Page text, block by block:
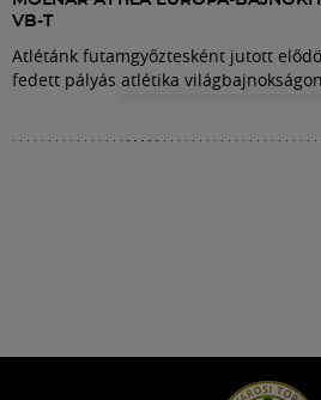
VB-T
Atlétánk futamgyőztesként jutott
fedett pályás atlétika